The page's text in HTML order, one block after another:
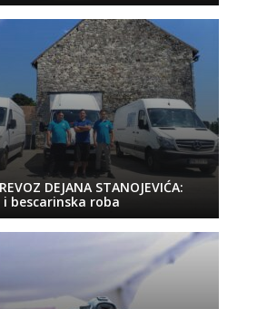
DEJANA STANOJEVIĆA:
i bescarinska roba